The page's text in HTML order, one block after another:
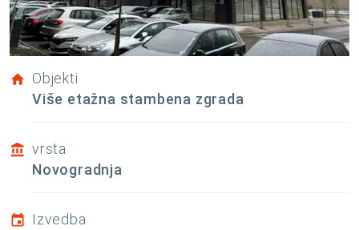
Objekti
Više etažna stambena zgrada
vrsta
Novogradnja
Izvedba